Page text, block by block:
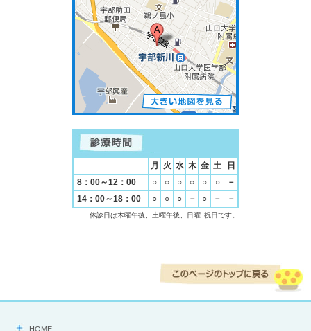
月 火 水 木 金 土
日
8：00～12：00
○ ○ ○ ○ ○ ○
－
14：00～18：00
○ ○ ○ － ○ － －
休診日は木曜午後、土曜午後、日曜･祝日です。
HOME